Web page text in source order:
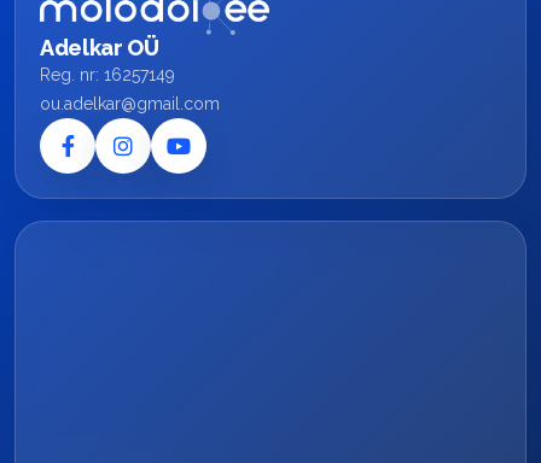
Adelkar OÜ
Reg. nr: 16257149
ou.adelkar@gmail.com